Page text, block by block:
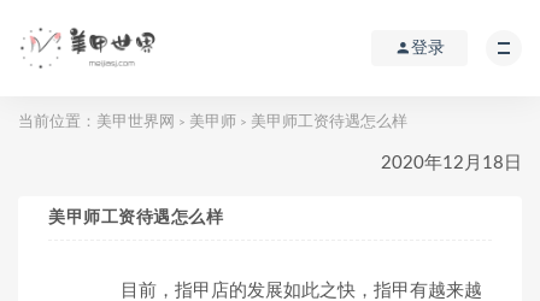
登录
当前位置： 美甲世界网 > 美甲师 > 美甲师工资待遇怎么样
2020年12月18日
美甲师工资待遇怎么样
目前，指甲店的发展如此之快，指甲有越来越